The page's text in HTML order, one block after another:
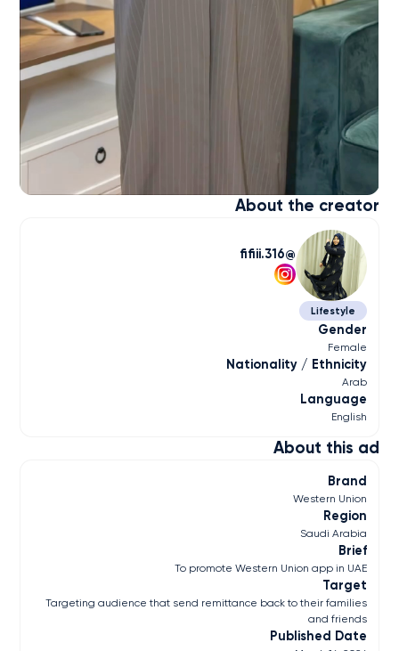
About this ad
Brand
Western Union
Region
Saudi Arabia
Brief
To promote Western Union app in UAE
Target
Targeting audience that send remittance back to their families
and friends
Published Date
About the creator
fifiii.316
Lifestyle
Gender
Female
Nationality / Ethnicity
Arab
Language
English